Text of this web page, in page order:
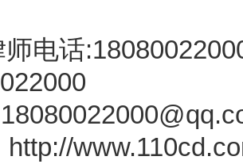
师电话